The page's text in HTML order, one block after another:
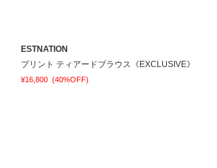
ESTNATION
プリント ティアードブラウス《EXCLUSIVE》
¥16,800 (40%OFF)